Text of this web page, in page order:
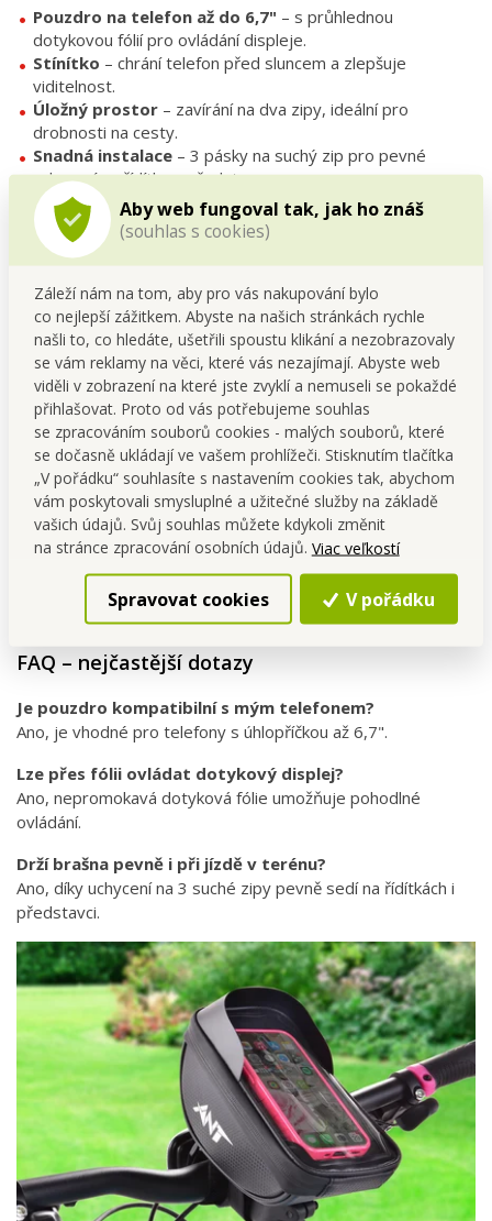
Aby web fungoval tak, jak ho znáš
(souhlas s cookies)
Záleží nám na tom, aby pro vás nakupování bylo
co nejlepší zážitkem. Abyste na našich stránkách rychle
našli to, co hledáte, ušetřili spoustu klikání a nezobrazovaly
se vám reklamy na věci, které vás nezajímají. Abyste web
viděli v zobrazení na které jste zvyklí a nemuseli se pokaždé
přihlašovat. Proto od vás potřebujeme souhlas
se zpracováním souborů cookies - malých souborů, které
se dočasně ukládají ve vašem prohlížeči. Stisknutím tlačítka
„V pořádku“ souhlasíte s nastavením cookies tak, abychom
vám poskytovali smysluplné a užitečné služby na základě
vašich údajů. Svůj souhlas můžete kdykoli změnit
na stránce zpracování osobních údajů. Viac veľkostí
Spravovat cookies V pořádku
Pouzdro na telefon až do 6,7" – s průhlednou
dotykovou fólií pro ovládání displeje.
Stínítko – chrání telefon před sluncem a zlepšuje
viditelnost.
Úložný prostor – zavírání na dva zipy, ideální pro
drobnosti na cesty.
Snadná instalace – 3 pásky na suchý zip pro pevné
uchycení na řídítka a představec.
Voděodolný materiál 100 % PES– chrání obsah před
vlhkostí.
Technické parametry
Rozměry brašny: 10,5 × 18 × 11 cm
Rozměr pouzdra na telefon:cca 9 × 16 cm (pro telefony
do 6,7")
Materiál:100 % PES, dotyková nepromokavá fólie
Uchycení:3 pásky na suchý zip (řídítka + představec)
Zapínání:dva zipy
Údržba
V případě znečištění otřete vlhkým hadříkem.
Neperte v pračce, aby se nepoškodila dotyková fólie.
Skladujte na suchém místě.
FAQ – nejčastější dotazy
Je pouzdro kompatibilní s mým telefonem?
Ano, je vhodné pro telefony s úhlopříčkou až 6,7".
Lze přes fólii ovládat dotykový displej?
Ano, nepromokavá dotyková fólie umožňuje pohodlné
ovládání.
Drží brašna pevně i při jízdě v terénu?
Ano, díky uchycení na 3 suché zipy pevně sedí na řídítkách i
představci.